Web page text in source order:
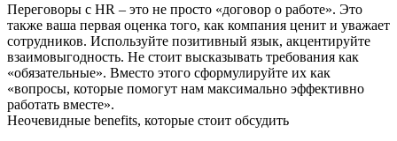
Переговоры с HR – это не просто «договор о работе». Это
также ваша первая оценка того, как компания ценит и уважает
сотрудников. Используйте позитивный язык, акцентируйте
взаимовыгодность. Не стоит высказывать требования как
«обязательные». Вместо этого сформулируйте их как
«вопросы, которые помогут нам максимально эффективно
работать вместе».
Неочевидные benefits, которые стоит обсудить